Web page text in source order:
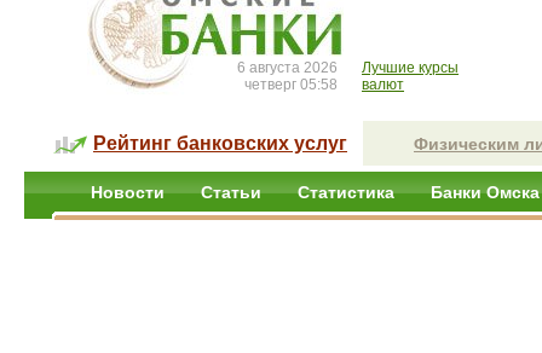
6 августа 2026
четверг 05:58
Лучшие курсы
валют
Рейтинг банковских услуг Физическим
Новости Статьи Статистика Банки Омска